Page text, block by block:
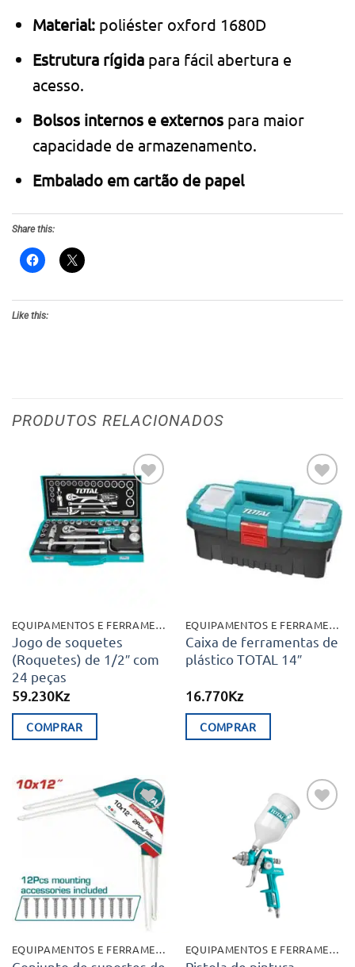
Material: poliéster oxford 1680D
Estrutura rígida para fácil abertura e
acesso.
Bolsos internos e externos para maior
capacidade de armazenamento.
Embalado em cartão de papel
Share this:
Like this:
PRODUTOS RELACIONADOS
Adicionar
aos meus
desejos
EQUIPAMENTOS E FERRAMENTAS
Jogo de soquetes
(Roquetes) de 1/2″ com
24 peças
59.230Kz
COMPRAR
Adicionar
aos meus
desejos
EQUIPAMENTOS E FERRAMENTAS
Caixa de ferramentas de
plástico TOTAL 14″
16.770Kz
COMPRAR
Adicionar
aos meus
desejos
EQUIPAMENTOS E FERRAMENTAS
Adicionar
EQUIPAMENTOS E FERRAMENTAS